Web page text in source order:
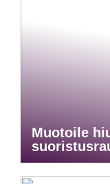
Muotoile